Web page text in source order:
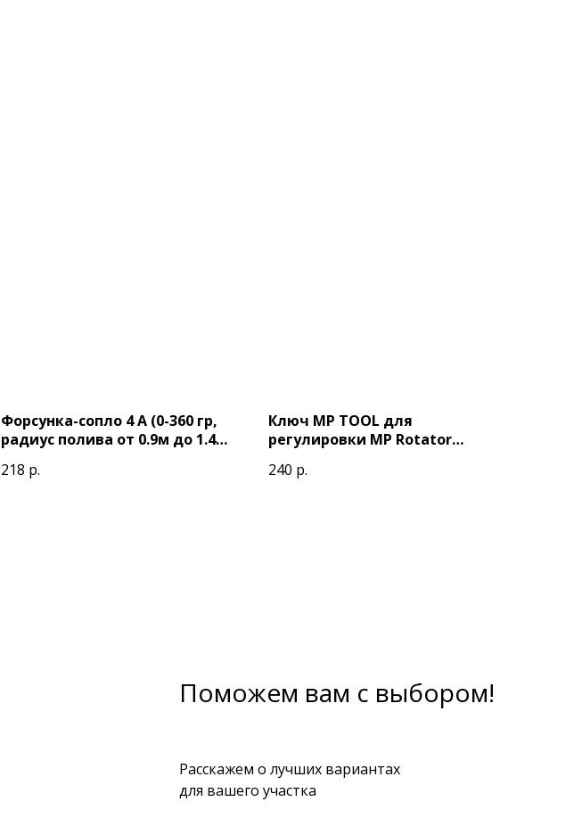
Форсунка-сопло 4 A (0-360 гр,
радиус полива от 0.9м до 1.4м)
218 р.
Ключ MP TOOL для
регулировки MP Rotator
240 р.
Поможем вам с выбором!
Расскажем о лучших вариантах
для вашего участка